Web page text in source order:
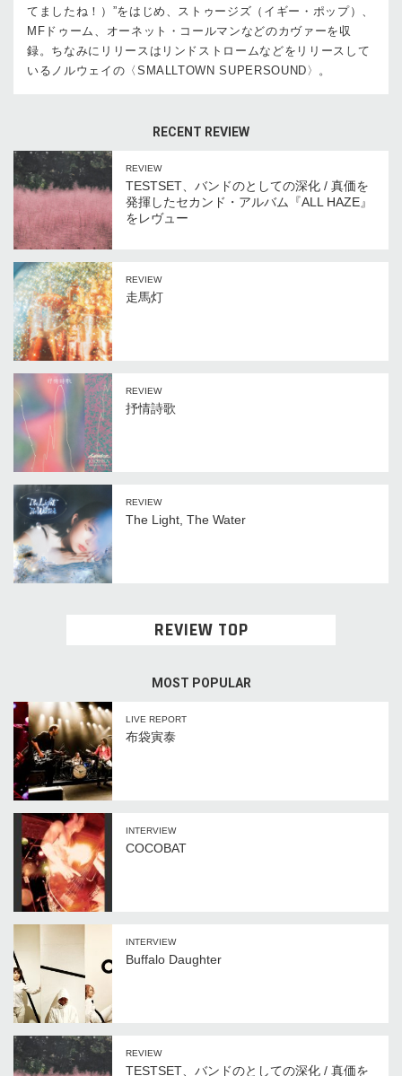
てましたね！）”をはじめ、ストゥージズ（イギー・ポップ）、
MFドゥーム、オーネット・コールマンなどのカヴァーを収
録。ちなみにリリースはリンドストロームなどをリリースして
いるノルウェイの〈SMALLTOWN SUPERSOUND〉。
RECENT REVIEW
REVIEW
TESTSET、バンドのとしての深化 / 真価を
発揮したセカンド・アルバム『ALL HAZE』
をレヴュー
REVIEW
走馬灯
REVIEW
抒情詩歌
REVIEW
The Light, The Water
REVIEW TOP
MOST POPULAR
LIVE REPORT
布袋寅泰
INTERVIEW
COCOBAT
INTERVIEW
Buffalo Daughter
REVIEW
TESTSET、バンドのとしての深化 / 真価を